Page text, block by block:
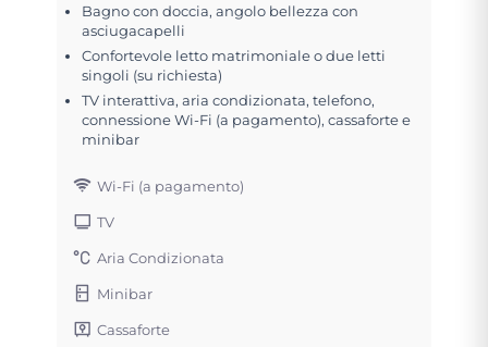
Bagno con doccia, angolo bellezza con
asciugacapelli
Confortevole letto matrimoniale o due letti
singoli (su richiesta)
TV interattiva, aria condizionata, telefono,
connessione Wi-Fi (a pagamento), cassaforte e
minibar
Wi-Fi (a pagamento)
TV
Aria Condizionata
Minibar
Cassaforte